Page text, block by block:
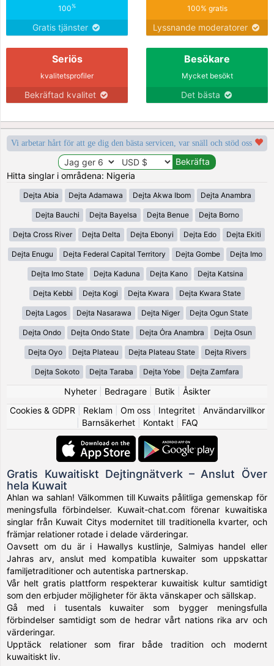
100%
Gratis tjänster
100% gratis
Lyssnande moderatorer
Seriös
kvalitetsprofiler
Bekräftad kvalitet
Besökare
Mycket besökt
Det bästa
Vi arbetar hårt för att ge dig den bästa servicen, var snäll och stöd oss
Hitta singlar i områdena: Nigeria
Dejta Abia Dejta Adamawa Dejta Akwa Ibom Dejta Anambra
Dejta Bauchi Dejta Bayelsa Dejta Benue Dejta Borno
Dejta Cross River Dejta Delta Dejta Ebonyi Dejta Edo Dejta Ekiti
Dejta Enugu Dejta Federal Capital Territory Dejta Gombe Dejta Imo
Dejta Imo State Dejta Kaduna Dejta Kano Dejta Katsina
Dejta Kebbi Dejta Kogi Dejta Kwara Dejta Kwara State
Dejta Lagos Dejta Nasarawa Dejta Niger Dejta Ogun State
Dejta Ondo Dejta Ondo State Dejta Ȯra Anambra Dejta Osun
Dejta Oyo Dejta Plateau Dejta Plateau State Dejta Rivers
Dejta Sokoto Dejta Taraba Dejta Yobe Dejta Zamfara
Nyheter| Bedragare| Butik
Åsikter
Cookies & GDPR
Reklam Om oss| Integritet| Användarvillkor
Barnsäkerhet| Kontakt| FAQ
Gratis Kuwaitiskt Dejtingnätverk – Anslut Över
hela Kuwait
Ahlan wa sahlan! Välkommen till Kuwaits pålitliga gemenskap för
meningsfulla förbindelser. Kuwait-chat.com förenar kuwaitiska
singlar från Kuwait Citys modernitet till traditionella kvarter, och
främjar relationer rotade i delade värderingar.
Oavsett om du är i Hawallys kustlinje, Salmiyas handel eller
Jahras arv, anslut med kompatibla kuwaiter som uppskattar
familjetraditioner och autentiska partnerskap.
Vår helt gratis plattform respekterar kuwaitisk kultur samtidigt
som den erbjuder möjligheter för äkta vänskaper och sällskap.
Gå med i tusentals kuwaiter som bygger meningsfulla
förbindelser samtidigt som de hedrar vårt nations rika arv och
värderingar.
Upptäck relationer som firar både tradition och modernt
kuwaitiskt liv.